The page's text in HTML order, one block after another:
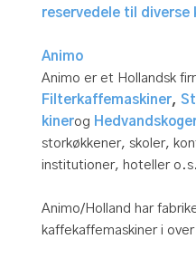
reservedele til diverse
Animo
Animo er et Hollandsk
Filterkaffemaskiner,
kinerog
storkøkkener, skoler,
institutioner, hoteller
Animo/Holland har
kaffekaffemaskiner i over